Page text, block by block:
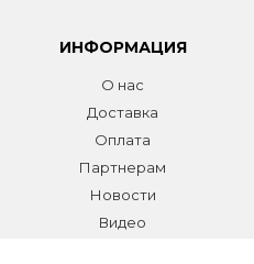
ИНФОРМАЦИЯ
О нас
Доставка
Оплата
Партнерам
Новости
Видео